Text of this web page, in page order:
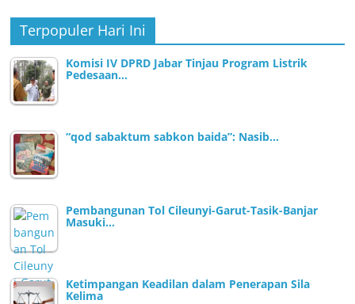
Terpopuler Hari Ini
Komisi IV DPRD Jabar Tinjau Program Listrik
Pedesaan…
“qod sabaktum sabkon baida”: Nasib…
Pembangunan Tol Cileunyi-Garut-Tasik-Banjar
Masuki…
Ketimpangan Keadilan dalam Penerapan Sila
Kelima